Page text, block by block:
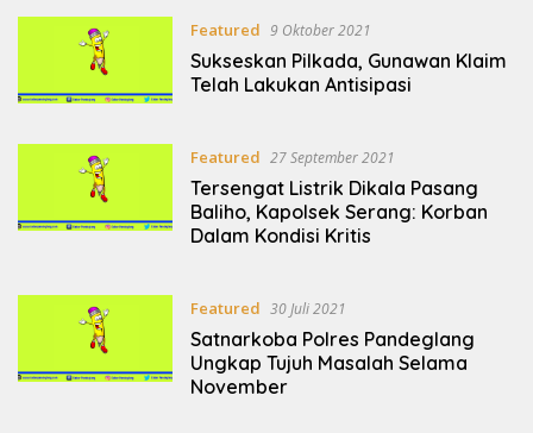
Featured 9 Oktober 2021
Sukseskan Pilkada, Gunawan Klaim
Telah Lakukan Antisipasi
Featured 27 September 2021
Tersengat Listrik Dikala Pasang
Baliho, Kapolsek Serang: Korban
Dalam Kondisi Kritis
Featured 30 Juli 2021
Satnarkoba Polres Pandeglang
Ungkap Tujuh Masalah Selama
November